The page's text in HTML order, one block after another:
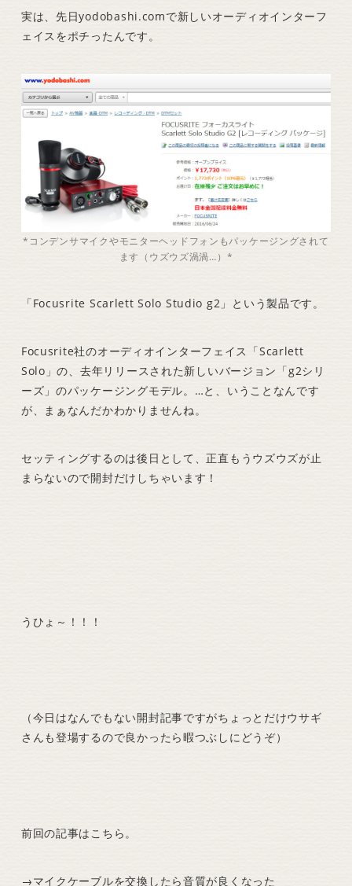
実は、先日yodobashi.comで新しいオーディオインターフ
ェイスをポチったんです。
*コンデンサマイクやモニターヘッドフォンもパッケージングされて
ます（ウズウズ渦渦…）*
「Focusrite Scarlett Solo Studio g2」という製品です。
Focusrite社のオーディオインターフェイス「Scarlett
Solo」の、去年リリースされた新しいバージョン「g2シリ
ーズ」のパッケージングモデル。…と、いうことなんです
が、まぁなんだかわかりませんね。
セッティングするのは後日として、正直もうウズウズが止
まらないので開封だけしちゃいます！
うひょ～！！！
（今日はなんでもない開封記事ですがちょっとだけウサギ
さんも登場するので良かったら暇つぶしにどうぞ）
前回の記事はこちら。
→マイクケーブルを交換したら音質が良くなった